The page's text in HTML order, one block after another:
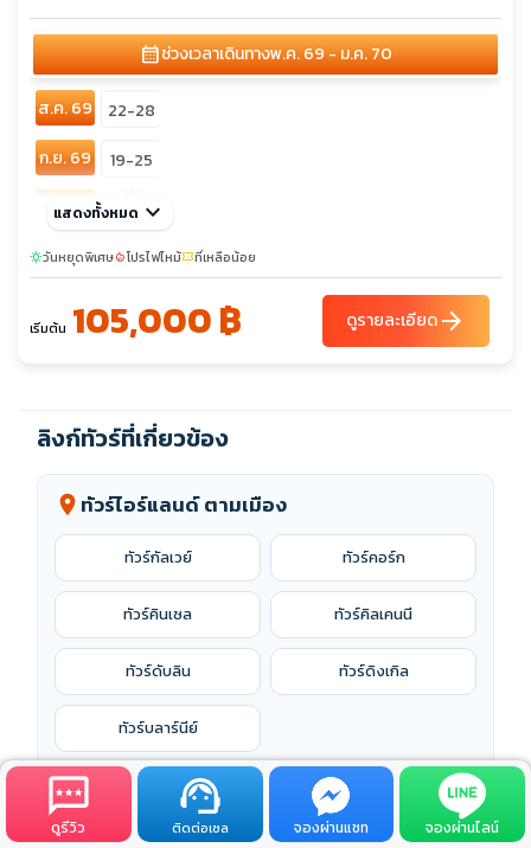
calendar_monthช่วงเวลาเดินทางพ.ค. 69 - ม.ค. 70
ส.ค. 69
22-28
ก.ย. 69
19-25
ต.ค. 69
sunny
17-23
พ.ย. 69
14-20
ธ.ค. 69
05-11
26-01
แสดงทั้งหมด keyboard_arrow_down
sunnyวันหยุดพิเศษlocal_fire_departmentโปรไฟไหม้confirmation_numberที่เหลือน้อย
เริ่มต้น 105,000 ฿ ดูรายละเอียดarrow_forward
ลิงก์ทัวร์ที่เกี่ยวข้อง
location_on ทัวร์ไอร์แลนด์ ตามเมือง
ทัวร์กัลเวย์ ทัวร์คอร์ก
ทัวร์คินเซล ทัวร์คิลเคนนี
ทัวร์ดับลิน ทัวร์ดิงเกิล
ทัวร์บลาร์นีย์
location_onทัวร์ไอร์แลนด์ ตามสถานที่
ดูรีวิว ติดต่อเซล จองผ่านแชท จองผ่านไลน์